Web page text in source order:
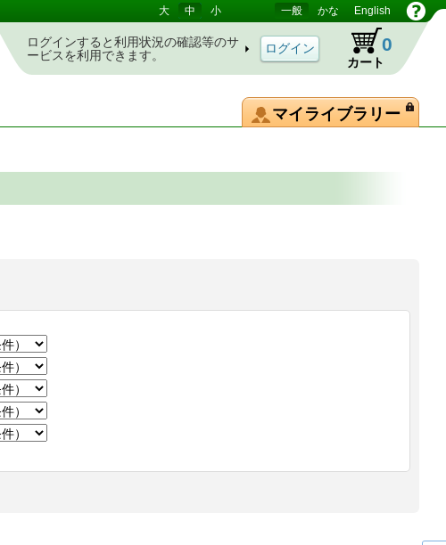
大 中 小 一般 かな English
ログインすると利用状況の確認等のサ
ービスを利用できます。
カート
0
マイライブラリー